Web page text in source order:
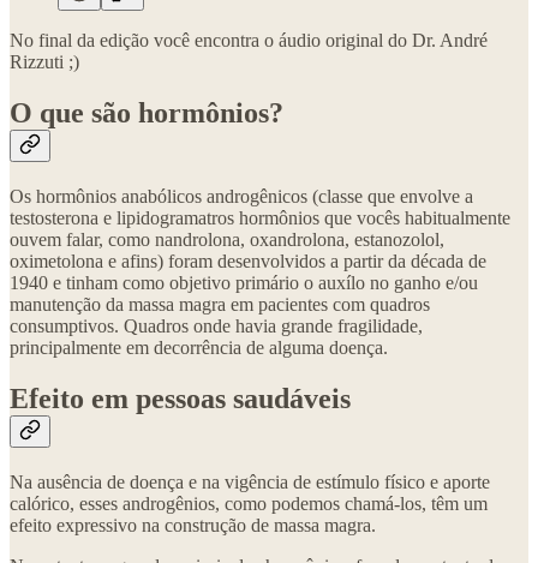
No final da edição você encontra o áudio original do Dr. André
Rizzuti ;)
O que são hormônios?
Os hormônios anabólicos androgênicos (classe que envolve a
testosterona e lipidogramatros hormônios que vocês habitualmente
ouvem falar, como nandrolona, oxandrolona, estanozolol,
oximetolona e afins) foram desenvolvidos a partir da década de
1940 e tinham como objetivo primário o auxílo no ganho e/ou
manutenção da massa magra em pacientes com quadros
consumptivos. Quadros onde havia grande fragilidade,
principalmente em decorrência de alguma doença.
Efeito em pessoas saudáveis
Na ausência de doença e na vigência de estímulo físico e aporte
calórico, esses androgênios, como podemos chamá-los, têm um
efeito expressivo na construção de massa magra.